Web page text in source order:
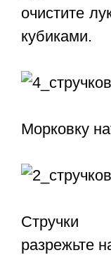
очистите
кубиками.
Морковку
Стручки
разрежьте